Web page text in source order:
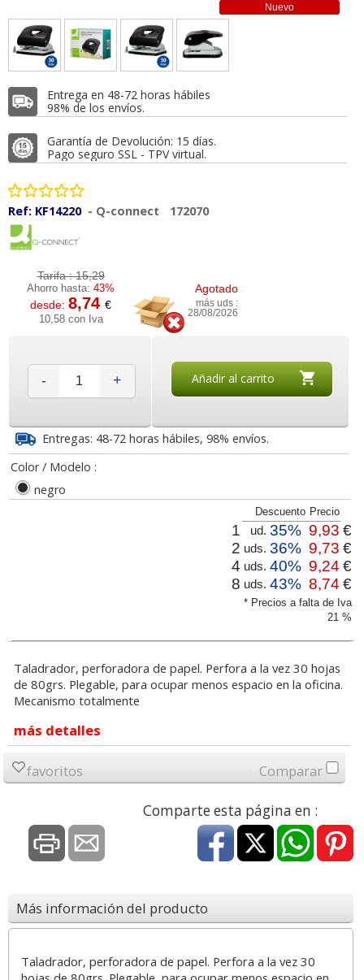
Nuevo
Entrega en 48-72 horas hábiles
98% de los envíos.
Garantía de Devolución: 15 días.
Pago seguro SSL - TPV virtual.
Ref: KF14220 - Q-connect 172070
Tarifa :15,29
Ahorro hasta:43%
desde:8,74€
10,58 con Iva
Agotado
más uds :
28/08/2026
- + Añadir al carrito
Entregas: 48-72 horas hábiles, 98% envíos.
Color / Modelo :
negro
* Precios a falta de Iva
21 %
Descuento Precio
1 ud. 35% 9,93 €
2 uds. 36% 9,73 €
4 uds. 40% 9,24 €
8 uds. 43% 8,74 €
Taladrador, perforadora de papel. Perfora a la vez 30 hojas
de 80grs. Plegable, para ocupar menos espacio en la oficina.
Mecanismo totalmente
más detalles
favoritos Comparar
Comparte esta página en :
Más información del producto
Taladrador, perforadora de papel. Perfora a la vez 30